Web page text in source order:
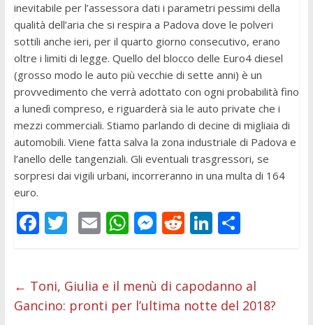
inevitabile per l’assessora dati i parametri pessimi della
qualità dell’aria che si respira a Padova dove le polveri
sottili anche ieri, per il quarto giorno consecutivo, erano
oltre i limiti di legge. Quello del blocco delle Euro4 diesel
(grosso modo le auto più vecchie di sette anni) è un
provvedimento che verrà adottato con ogni probabilità fino
a lunedì compreso, e riguarderà sia le auto private che i
mezzi commerciali. Stiamo parlando di decine di migliaia di
automobili. Viene fatta salva la zona industriale di Padova e
l’anello delle tangenziali. Gli eventuali trasgressori, se
sorpresi dai vigili urbani, incorreranno in una multa di 164
euro.
F
b
o
T
er
E
l
W
s
A
M
e
n
R
di
t
Li
e
dI
C
di
vi
← Toni, Giulia e il menù di capodanno al
Gancino: pronti per l’ultima notte del 2018?